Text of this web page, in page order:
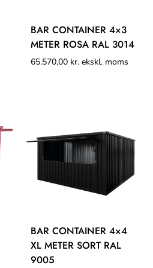
BAR CONTAINER 4×3
METER ROSA RAL 3014
65.570,00 kr. ekskl. moms
BAR CONTAINER 4×4
XL METER SORT RAL
9005